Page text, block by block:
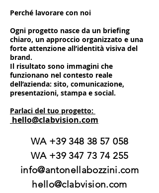
Perché lavorare con noi
Ogni progetto nasce da un briefing
chiaro, un approccio organizzato e una
forte attenzione all’identità visiva del
brand.
Il risultato sono immagini che
funzionano nel contesto reale
dell’azienda: sito, comunicazione,
presentazioni, stampa e social.
Parlaci del tuo progetto:
hello@clabvision.com
WA +39 348 38 57 058
WA +39 347 73 74 255
info@antonellabozzini.com
hello@clabvision.com